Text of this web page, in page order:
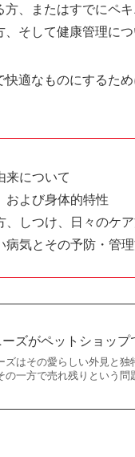
、またはすでにペ
そして健康管理に
適なものにするた
来について
および身体的特性
、しつけ、日々のケ
病気とその予防・管
ズがペットショップ
ズはその愛らしい外見と
の一方で売れ残りという